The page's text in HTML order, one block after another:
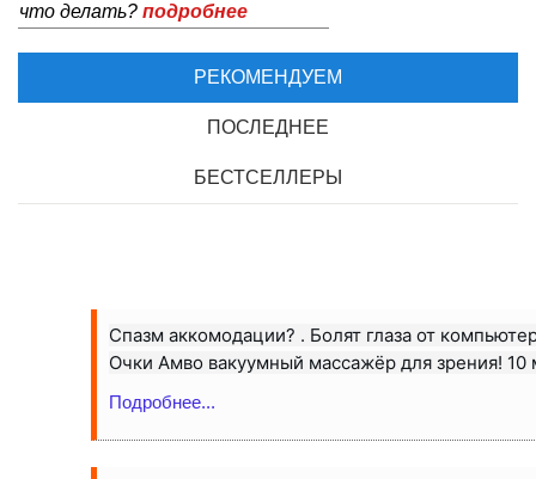
что делать? подробнее
РЕКОМЕНДУЕМ
ПОСЛЕДНЕЕ
БЕСТСЕЛЛЕРЫ
Спазм аккомодации? . Болят глаза от
Очки Амво вакуумный массажёр для зрения! 10
Подробнее...